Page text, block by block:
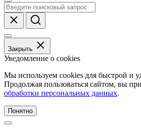
Закрыть
Уведомление о cookies
Мы используем cookies для быстрой и
Продолжая пользоваться сайтом, вы
обработки персональных данных.
Понятно